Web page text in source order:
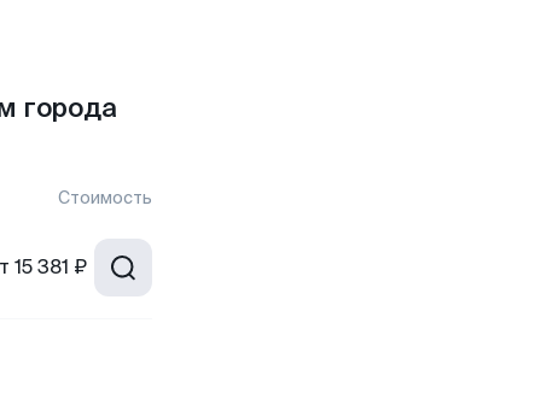
города
Стоимость
15 381 ₽